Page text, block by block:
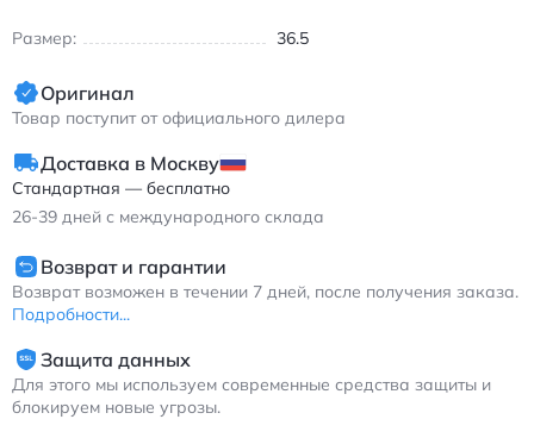
Размер: 36.5
Оригинал
Товар поступит от официального дилера
Доставка в Москву
Стандартная — бесплатно
26-39 дней с международного склада
Возврат и гарантии
Возврат возможен в течении 7 дней, после получения заказа.
Подробности...
Защита данных
Для этого мы используем современные средства защиты и
блокируем новые угрозы.